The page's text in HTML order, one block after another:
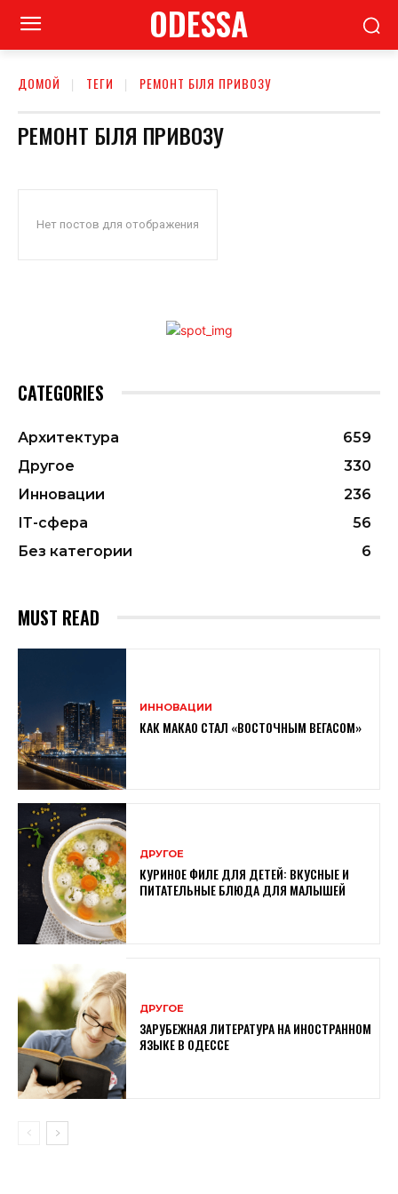
ODESSA
ДОМОЙ ТЕГИ РЕМОНТ БІЛЯ ПРИВОЗУ
РЕМОНТ БІЛЯ ПРИВОЗУ
Нет постов для отображения
CATEGORIES
Архитектура
659
Другое
330
Инновации
236
ІТ-сфера
56
Без категории
6
MUST READ
ИННОВАЦИИ
КАК МАКАО СТАЛ «ВОСТОЧНЫМ ВЕГАСОМ»
ДРУГОЕ
КУРИНОЕ ФИЛЕ ДЛЯ ДЕТЕЙ: ВКУСНЫЕ И
ПИТАТЕЛЬНЫЕ БЛЮДА ДЛЯ МАЛЫШЕЙ
ДРУГОЕ
ЗАРУБЕЖНАЯ ЛИТЕРАТУРА НА ИНОСТРАННОМ
ЯЗЫКЕ В ОДЕССЕ